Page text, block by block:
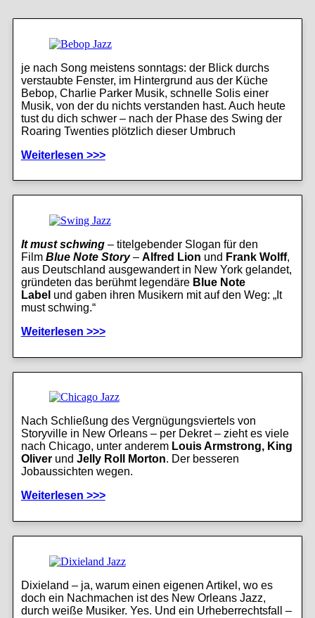
je nach Song meistens sonntags: der Blick durchs
verstaubte Fenster, im Hintergrund aus der Küche
Bebop, Charlie Parker Musik, schnelle Solis einer
Musik, von der du nichts verstanden hast. Auch heute
tust du dich schwer – nach der Phase des Swing der
Roaring Twenties plötzlich dieser Umbruch
Weiterlesen >>>
It must schwing– titelgebender Slogan für den
Film Blue Note Story– Alfred Lion und Frank Wolff,
aus Deutschland ausgewandert in New York gelandet,
gründeten das berühmt legendäre Blue Note
Label und gaben ihren Musikern mit auf den Weg: „It
must schwing.“
Weiterlesen >>>
Nach Schließung des Vergnügungsviertels von
Storyville in New Orleans – per Dekret – zieht es viele
nach Chicago, unter anderem Louis Armstrong, King
Oliverund Jelly Roll Morton. Der besseren
Jobaussichten wegen.
Weiterlesen >>>
Dixieland – ja, warum einen eigenen Artikel, wo es
doch ein Nachmachen ist des New Orleans Jazz,
durch weiße Musiker. Yes. Und ein Urheberrechtsfall –